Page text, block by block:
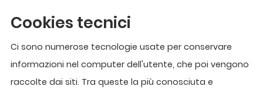
Cookies tecnici
Ci sono numerose tecnologie usate per conservare
informazioni nel computer dell'utente, che poi vengono
raccolte dai siti. Tra queste la più conosciuta e